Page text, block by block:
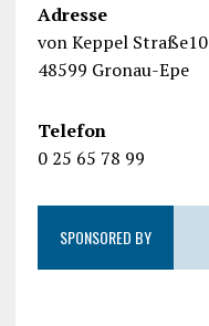
Adresse
von Keppel Straße10
48599 Gronau-Epe
Telefon
0 25 65 78 99
SPONSORED BY